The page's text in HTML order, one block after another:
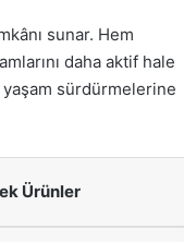
sunar. Hem
daha aktif hale
sürdürmelerine
Ürünler